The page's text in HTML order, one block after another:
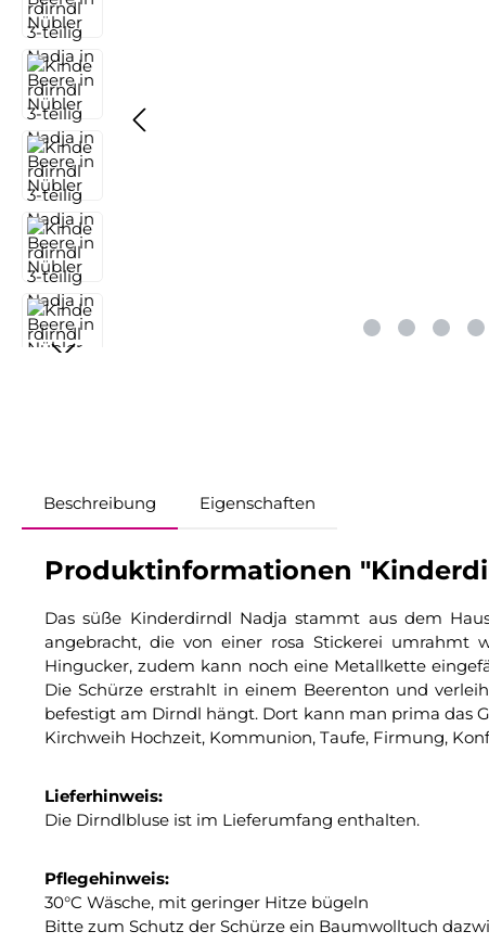
Beschreibung Eigenschaften
Produktinformationen
Das süße Kinderdirndl Nadja stammt aus dem
angebracht, die von einer rosa Stickerei umrahmt
Hingucker, zudem kann noch eine Metallkette
Die Schürze erstrahlt in einem Beerenton und
befestigt am Dirndl hängt. Dort kann man prima das
Kirchweih Hochzeit, Kommunion, Taufe, Firmung,
Lieferhinweis:
Die Dirndlbluse ist im Lieferumfang enthalten.
Pflegehinweis:
30°C Wäsche, mit geringer Hitze bügeln
Bitte zum Schutz der Schürze ein Baumwolltuch